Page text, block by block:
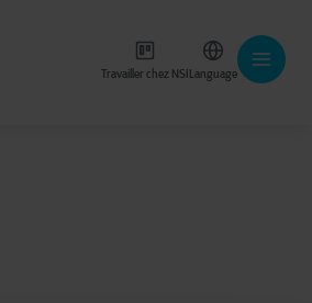
Travailler chez NSILanguage